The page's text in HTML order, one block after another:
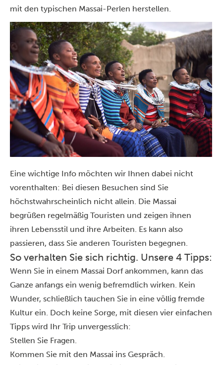
mit den typischen Massai-Perlen herstellen.
Eine wichtige Info möchten wir Ihnen dabei nicht
vorenthalten: Bei diesen Besuchen sind Sie
höchstwahrscheinlich nicht allein. Die Massai
begrüßen regelmäßig Touristen und zeigen ihnen
ihren Lebensstil und ihre Arbeiten. Es kann also
passieren, dass Sie anderen Touristen begegnen.
So verhalten Sie sich richtig. Unsere 4 Tipps:
Wenn Sie in einem Massai Dorf ankommen, kann das
Ganze anfangs ein wenig befremdlich wirken. Kein
Wunder, schließlich tauchen Sie in eine völlig fremde
Kultur ein. Doch keine Sorge, mit diesen vier einfachen
Tipps wird Ihr Trip unvergesslich:
Stellen Sie Fragen.
Kommen Sie mit den Massai ins Gespräch.